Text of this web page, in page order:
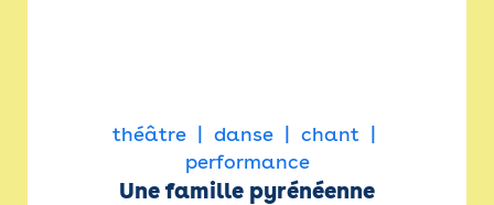
théâtre danse
chant
performance
Une famille pyrénéenne